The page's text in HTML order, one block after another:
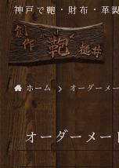
神戸で鞄・財布・革
ホーム オーダーメ
オーダーメー